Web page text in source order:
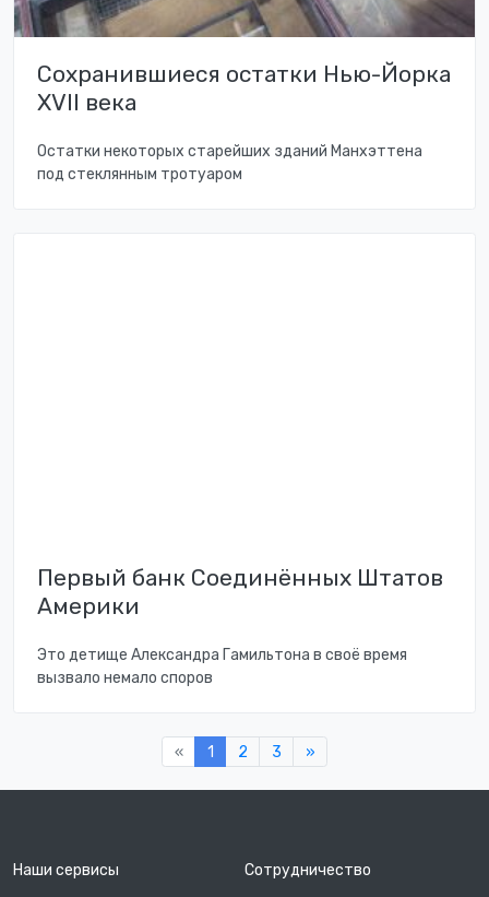
Сохранившиеся остатки Нью-Йорка
XVII века
Остатки некоторых старейших зданий Манхэттена
под стеклянным тротуаром
Первый банк Соединённых Штатов
Америки
Это детище Александра Гамильтона в своё время
вызвало немало споров
« 1 2 3 »
Наши сервисы Сотрудничество